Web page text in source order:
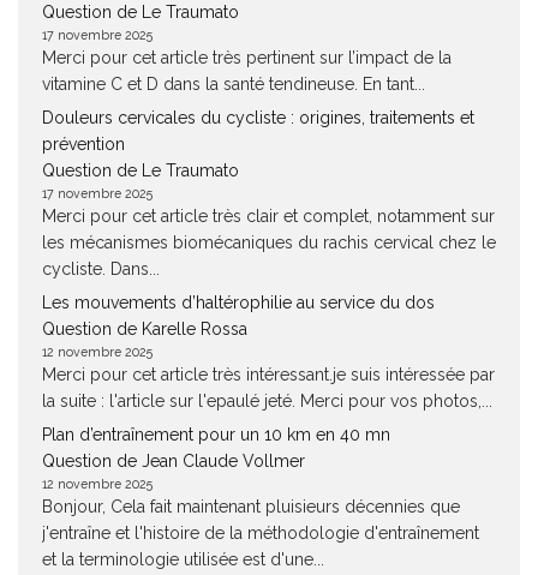
Question de Le Traumato
17 novembre 2025
Merci pour cet article très pertinent sur l’impact de la
vitamine C et D dans la santé tendineuse. En tant...
Douleurs cervicales du cycliste : origines, traitements et
prévention
Question de Le Traumato
17 novembre 2025
Merci pour cet article très clair et complet, notamment sur
les mécanismes biomécaniques du rachis cervical chez le
cycliste. Dans...
Les mouvements d’haltérophilie au service du dos
Question de Karelle Rossa
12 novembre 2025
Merci pour cet article très intéressant.je suis intéressée par
la suite : l'article sur l'epaulé jeté. Merci pour vos photos,...
Plan d’entraînement pour un 10 km en 40 mn
Question de Jean Claude Vollmer
12 novembre 2025
Bonjour, Cela fait maintenant pluisieurs décennies que
j'entraîne et l'histoire de la méthodologie d'entraînement
et la terminologie utilisée est d'une...